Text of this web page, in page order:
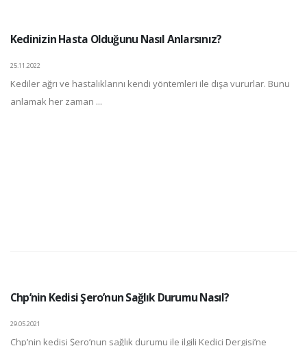
Kedinizin Hasta Olduğunu Nasıl Anlarsınız?
25.11.2022
Kediler ağrı ve hastalıklarını kendi yöntemleri ile dışa vururlar. Bunu
anlamak her zaman ...
Chp’nin Kedisi Şero’nun Sağlık Durumu Nasıl?
29.05.2021
Chp’nin kedisi Şero’nun sağlık durumu ile ilgili Kedici Dergisi’ne